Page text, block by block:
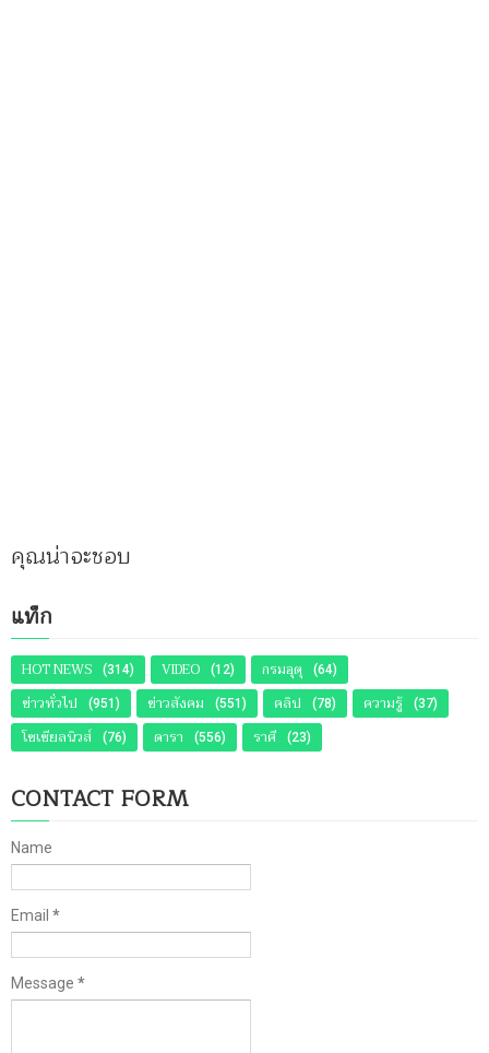
คุณน่าจะชอบ
แท็ก
HOT NEWS (314) VIDEO (12) กรมอุตุ (64)
ข่าวทั่วไป (951) ข่าวสังคม (551) คลิป (78) ความรู้ (37)
โซเชียลนิวส์ (76) ดารา (556) ราศี (23)
CONTACT FORM
Name
Email *
Message *